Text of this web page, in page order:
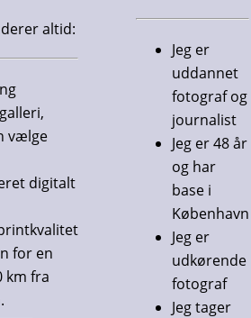
altid:
vælge
digitalt
for en
km fra
Jeg er
uddannet
fotograf og
journalist
Jeg er 48 år
og har
base i
København
Jeg er
udkørende
fotograf
Jeg tager